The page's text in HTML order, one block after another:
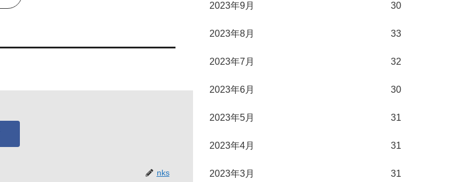
nks
2023年9月 30
2023年8月 33
2023年7月 32
2023年6月 30
2023年5月 31
2023年4月 31
2023年3月 31